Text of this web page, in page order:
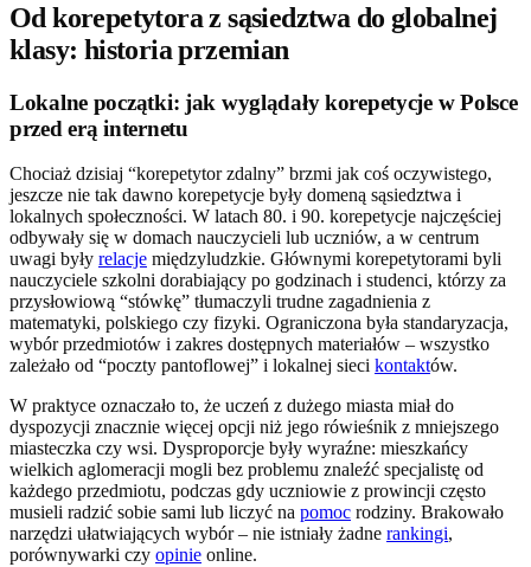
Od korepetytora z sąsiedztwa do globalnej
klasy: historia przemian
Lokalne początki: jak wyglądały korepetycje w Polsce
przed erą internetu
Chociaż dzisiaj “korepetytor zdalny” brzmi jak coś oczywistego,
jeszcze nie tak dawno korepetycje były domeną sąsiedztwa i
lokalnych społeczności. W latach 80. i 90. korepetycje najczęściej
odbywały się w domach nauczycieli lub uczniów, a w centrum
uwagi były relacje międzyludzkie. Głównymi korepetytorami byli
nauczyciele szkolni dorabiający po godzinach i studenci, którzy za
przysłowiową “stówkę” tłumaczyli trudne zagadnienia z
matematyki, polskiego czy fizyki. Ograniczona była standaryzacja,
wybór przedmiotów i zakres dostępnych materiałów – wszystko
zależało od “poczty pantoflowej” i lokalnej sieci kontaktów.
W praktyce oznaczało to, że uczeń z dużego miasta miał do
dyspozycji znacznie więcej opcji niż jego rówieśnik z mniejszego
miasteczka czy wsi. Dysproporcje były wyraźne: mieszkańcy
wielkich aglomeracji mogli bez problemu znaleźć specjalistę od
każdego przedmiotu, podczas gdy uczniowie z prowincji często
musieli radzić sobie sami lub liczyć na pomoc rodziny. Brakowało
narzędzi ułatwiających wybór – nie istniały żadne rankingi,
porównywarki czy opinie online.